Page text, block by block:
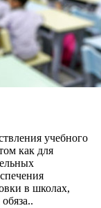
учебного
как для
в школах,